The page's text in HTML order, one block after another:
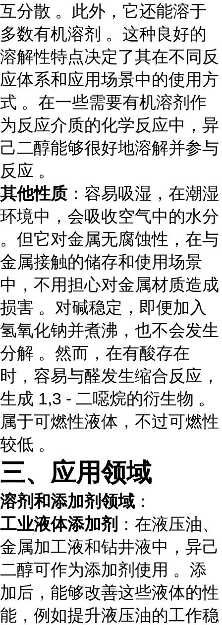
互分散 。此外，它还能溶于
多数有机溶剂 。这种良好的
溶解性特点决定了其在不同反
应体系和应用场景中的使用方
式 。在一些需要有机溶剂作
为反应介质的化学反应中，异
己二醇能够很好地溶解并参与
反应 。
其他性质 ：容易吸湿，在潮湿
环境中，会吸收空气中的水分
。但它对金属无腐蚀性，在与
金属接触的储存和使用场景
中，不用担心对金属材质造成
损害 。对碱稳定，即便加入
氢氧化钠并煮沸，也不会发生
分解 。然而，在有酸存在
时，容易与醛发生缩合反应，
生成 1,3 - 二噁烷的衍生物 。
属于可燃性液体，不过可燃性
较低 。
三、应用领域
溶剂和添加剂领域 ：
工业液体添加剂 ：在液压油、
金属加工液和钻井液中，异己
二醇可作为添加剂使用 。添
加后，能够改善这些液体的性
能，例如提升液压油的工作稳